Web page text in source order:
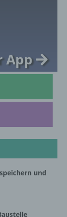
App
und
dieser
werden
oder
deren
für die
Hilfe